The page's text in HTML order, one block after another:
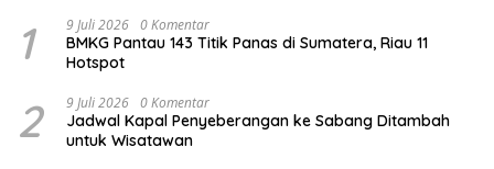
1 9 Juli 2026 0 Komentar
BMKG Pantau 143 Titik Panas di Sumatera, Riau 11
Hotspot
2 9 Juli 2026 0 Komentar
Jadwal Kapal Penyeberangan ke Sabang Ditambah
untuk Wisatawan